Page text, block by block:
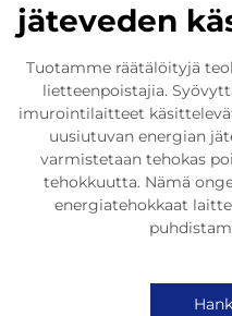
jäteveden
Tuotamme räätälöityjä
lietteenpoistajia.
imurointilaitteet
uusiutuvan energian
varmistetaan tehokas
tehokkuutta. Nämä
energiatehokkaat